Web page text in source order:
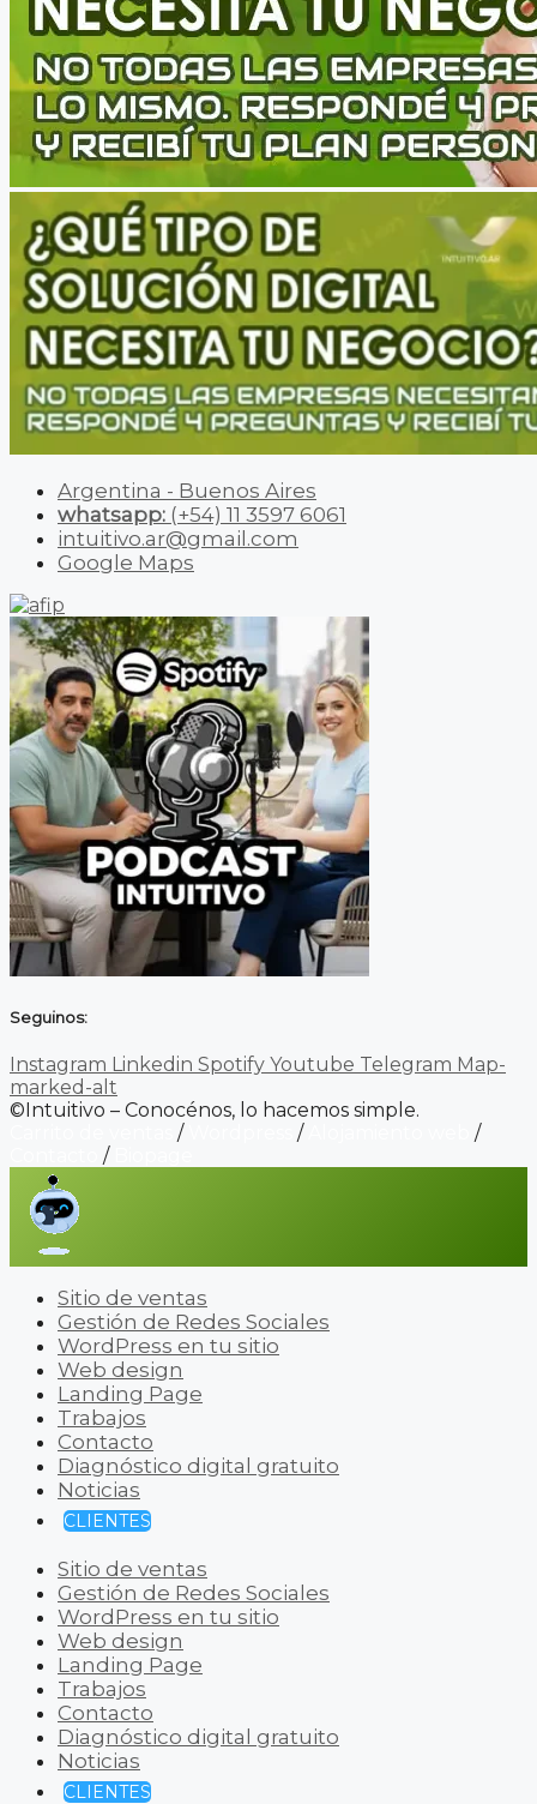
Argentina - Buenos Aires
whatsapp: (+54) 11 3597 6061
intuitivo.ar@gmail.com
Google Maps
Seguinos:
Instagram Linkedin Spotify Youtube Telegram Map-
marked-alt
©Intuitivo – Conocénos, lo hacemos simple.
/ /
/
/
Sitio de ventas
Gestión de Redes Sociales
WordPress en tu sitio
Web design
Landing Page
Trabajos
Contacto
Diagnóstico digital gratuito
Noticias
CLIENTES
Sitio de ventas
Gestión de Redes Sociales
WordPress en tu sitio
Web design
Landing Page
Trabajos
Contacto
Diagnóstico digital gratuito
Noticias
CLIENTES